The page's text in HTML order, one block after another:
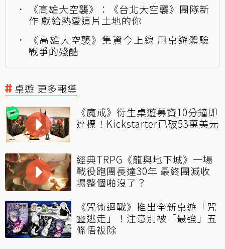
《高雄大空襲》：《台北大空襲》團隊新
作 獻給熱愛這片土地的你
《高雄大空襲》集資今上線 用桌遊體驗
戰爭的殘酷
桌遊 更多報導
《魔戒》衍生桌遊募資10分鐘即
達標！Kickstarter已破53萬美元
經典TRPG《龍與地下城》一場
戰役跑團長達30年 最終團滅收
場整個啪沒了？
《咒術迴戰》推出全新桌遊「咒
靈逃走」！注意別被「最強」五
條悟祓除